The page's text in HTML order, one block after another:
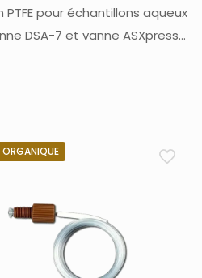
PTFE pour échantillons aqueux
DSA-7 et vanne ASXpress